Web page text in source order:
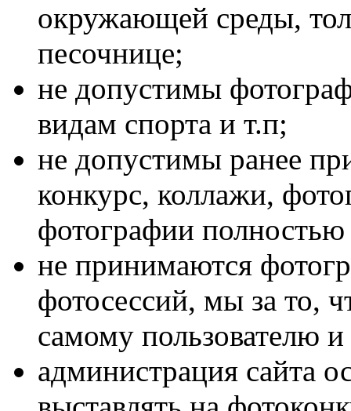
окружающей среды,
песочнице;
не допустимы
видам спорта и т.п;
не допустимы ранее
конкурс, коллажи,
фотографии
не принимаются
фотосессий, мы за то,
самому пользователю
администрация сайта